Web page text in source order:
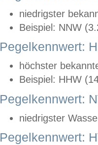
niedrigster
Beispiel: NNW
Pegelkennwert:
höchster
Beispiel: HHW
Pegelkennwert:
niedrigster
Pegelkennwert: